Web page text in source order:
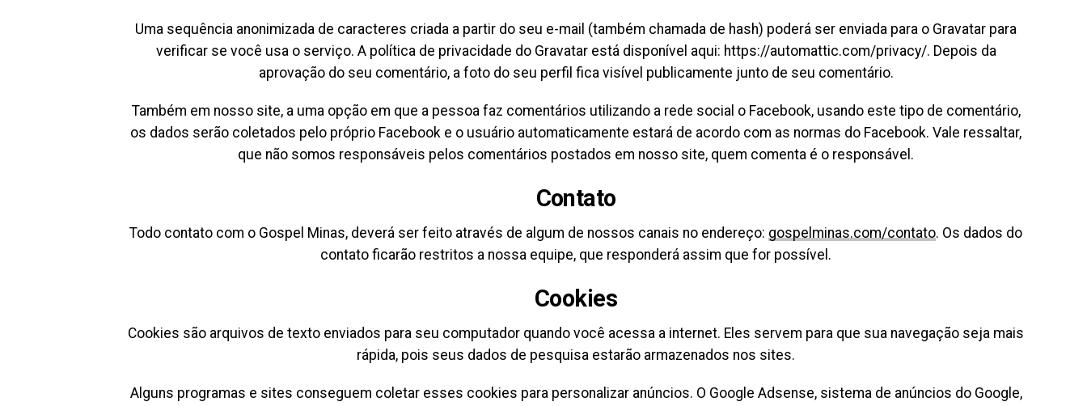
Uma sequência anonimizada de caracteres criada a partir do seu e-mail (também chamada de hash) poderá ser enviada para o Gravatar para
verificar se você usa o serviço. A política de privacidade do Gravatar está disponível aqui: https://automattic.com/privacy/. Depois da
aprovação do seu comentário, a foto do seu perfil fica visível publicamente junto de seu comentário.
Também em nosso site, a uma opção em que a pessoa faz comentários utilizando a rede social o Facebook, usando este tipo de comentário,
os dados serão coletados pelo próprio Facebook e o usuário automaticamente estará de acordo com as normas do Facebook. Vale ressaltar,
que não somos responsáveis pelos comentários postados em nosso site, quem comenta é o responsável.
Contato
Todo contato com o Gospel Minas, deverá ser feito através de algum de nossos canais no endereço: gospelminas.com/contato. Os dados do
contato ficarão restritos a nossa equipe, que responderá assim que for possível.
Cookies
Cookies são arquivos de texto enviados para seu computador quando você acessa a internet. Eles servem para que sua navegação seja mais
rápida, pois seus dados de pesquisa estarão armazenados nos sites.
Alguns programas e sites conseguem coletar esses cookies para personalizar anúncios. O Google Adsense, sistema de anúncios do Google,